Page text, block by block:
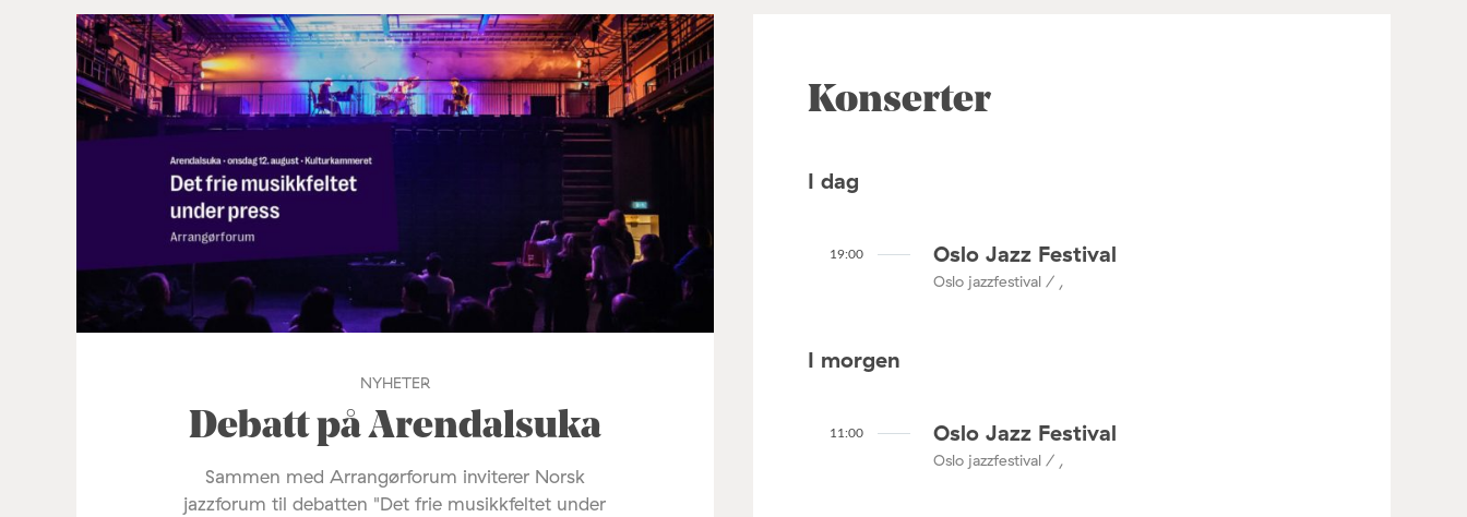
NYHETER
Debatt på Arendalsuka
Sammen med Arrangørforum inviterer Norsk
jazzforum til debatten "Det frie musikkfeltet under
Konserter
I dag
19:00 Oslo Jazz Festival
Oslo jazzfestival / ,
I morgen
11:00 Oslo Jazz Festival
Oslo jazzfestival / ,